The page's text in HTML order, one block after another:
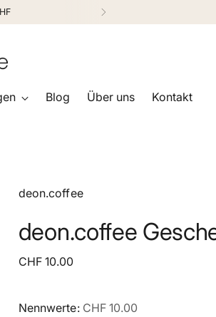
Blog Über uns Kontakt
deon.coffee
deon.coffee
Regulärer
CHF 10.00
Nennwerte: CHF 10.00